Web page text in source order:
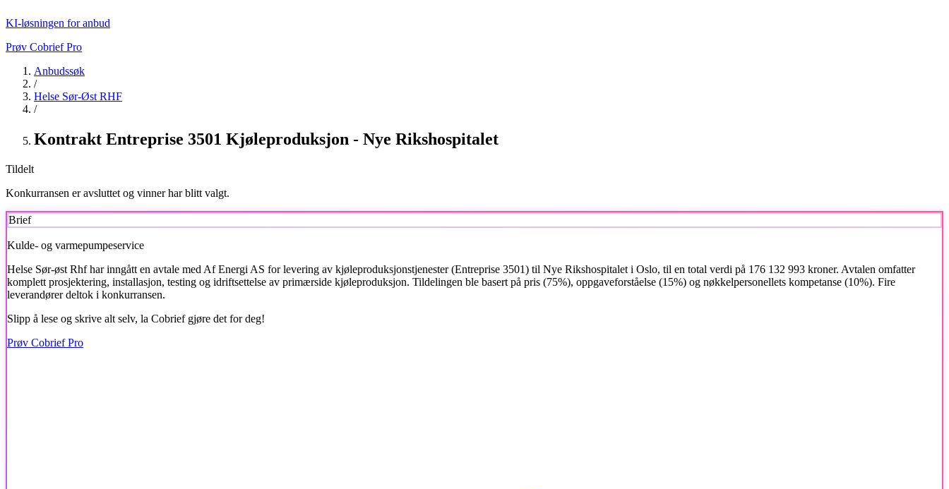
KI-løsningen for anbud
Prøv Cobrief Pro
Anbudssøk
/
Helse Sør-Øst RHF
/
Kontrakt Entreprise 3501 Kjøleproduksjon - Nye Rikshospitalet
Tildelt
Konkurransen er avsluttet og vinner har blitt valgt.
Brief
Kulde- og varmepumpeservice
Helse Sør-øst Rhfhar inngått en avtale med Af Energi AS for levering av kjøleproduksjonstjenester (Entreprise 3501) til Nye Rikshospitalet i Oslo, til en total verdi på 176 132 993 kroner. Avtalen omfatter
komplett prosjektering, installasjon, testing og idriftsettelse av primærside kjøleproduksjon. Tildelingen ble basert på pris (75%), oppgaveforståelse (15%) og nøkkelpersonellets kompetanse (10%). Fire
leverandører deltok i konkurransen.
Slipp å lese og skrive alt selv, la Cobrief gjøre det for deg!
Prøv Cobrief Pro